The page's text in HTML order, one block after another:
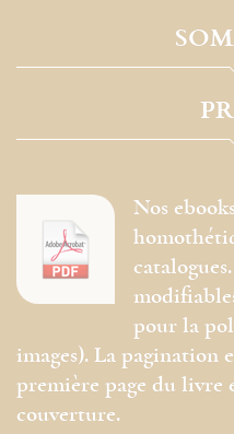
Nos
pour la
images). La pagination
première page du livre
couverture.